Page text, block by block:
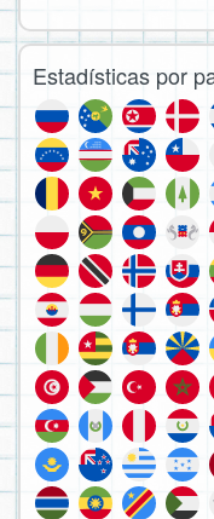
Estadísticas por